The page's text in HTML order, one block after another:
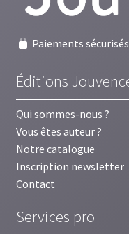
Paiements sécurisés
Éditions
Qui sommes-nous ?
Vous êtes auteur ?
Notre catalogue
Inscription newsletter
Contact
Services pro